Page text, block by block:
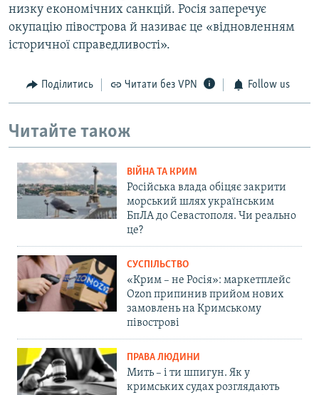
низку економічних санкцій. Росія заперечує
окупацію півострова й називає це «відновленням
історичної справедливості».
Поділитись Читати без VPN Follow us
Читайте також
ВІЙНА ТА КРИМ
Російська влада обіцяє закрити
морський шлях українським
БпЛА до Севастополя. Чи реально
це?
СУСПІЛЬСТВО
«Крим – не Росія»: маркетплейс
Ozon припинив прийом нових
замовлень на Кримському
півострові
ПРАВА ЛЮДИНИ
Мить – і ти шпигун. Як у
кримських судах розглядають